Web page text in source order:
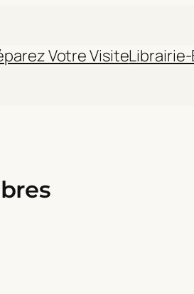
Votre Visite